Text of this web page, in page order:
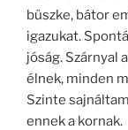
büszke, bátor
igazukat.
jóság. Szárnyal
élnek, minden
Szinte
ennek a kornak.